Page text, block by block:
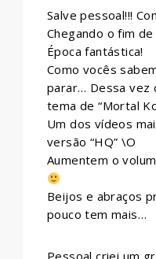
Salve pessoal!!!
Chegando o fim
Época fantástica!
Como vocês
parar… Dessa vez
tema de “Mortal
Um dos vídeos
versão “HQ” \O
Aumentem o
Beijos e abraços
pouco tem mais…